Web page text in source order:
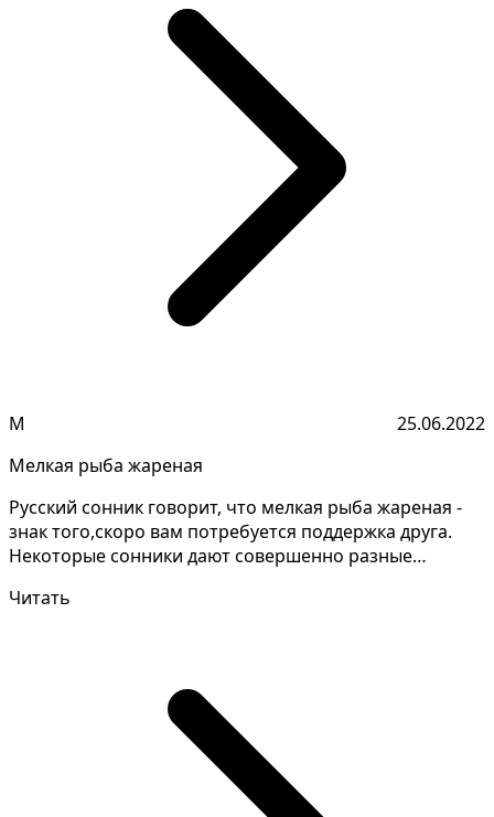
М
25.06.2022
Мелкая рыба жареная
Русский сонник говорит, что мелкая рыба жареная -
знак того,скоро вам потребуется поддержка друга.
Некоторые сонники дают совершенно разные
Читать